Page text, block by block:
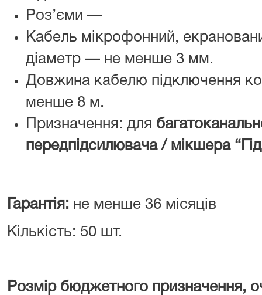
Роз’єми —
Кабель мікрофонний,
діаметр — не менше 3 мм.
Довжина кабелю підключення
менше 8 м.
Призначення: для
передпідсилювача / мікшера
Гарантія: не менше 36 місяців
Кількість: 50 шт.
Розмір бюджетного призначення,